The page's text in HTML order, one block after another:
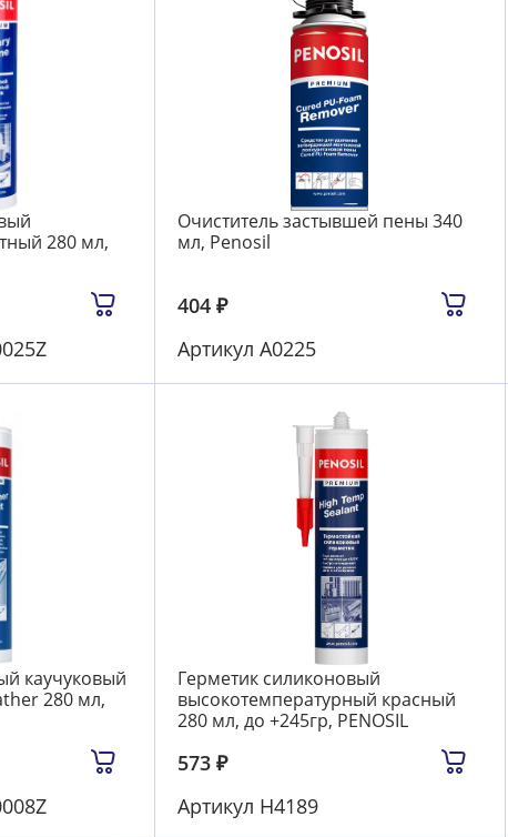
280 мл,
Очиститель застывшей пены 340
мл, Penosil
404 ₽
Артикул А0225
каучуковый
280 мл,
Герметик силиконовый
высокотемпературный красный
280 мл, до +245гр, PENOSIL
573 ₽
Артикул Н4189